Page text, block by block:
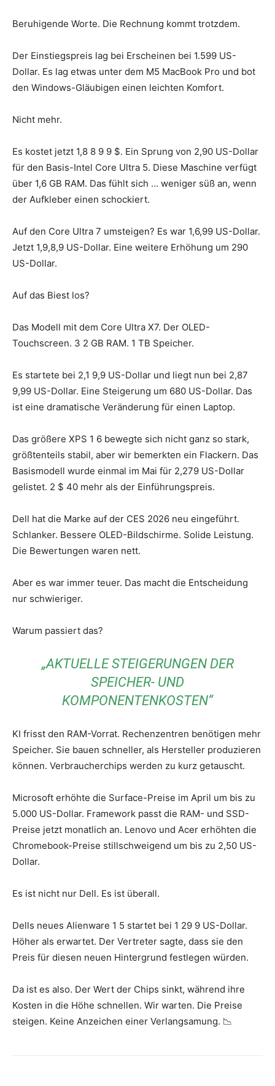
Beruhigende Worte. Die Rechnung kommt trotzdem.
Der Einstiegspreis lag bei Erscheinen bei 1.599 US-
Dollar. Es lag etwas unter dem M5 MacBook Pro und bot
den Windows-Gläubigen einen leichten Komfort.
Nicht mehr.
Es kostet jetzt 1,8 8 9 9 $. Ein Sprung von 2,90 US-Dollar
für den Basis-Intel Core Ultra 5. Diese Maschine verfügt
über 1,6 GB RAM. Das fühlt sich … weniger süß an, wenn
der Aufkleber einen schockiert.
Auf den Core Ultra 7 umsteigen? Es war 1,6,99 US-Dollar.
Jetzt 1,9,8,9 US-Dollar. Eine weitere Erhöhung um 290
US-Dollar.
Auf das Biest los?
Das Modell mit dem Core Ultra X7. Der OLED-
Touchscreen. 3 2 GB RAM. 1 TB Speicher.
Es startete bei 2,1 9,9 US-Dollar und liegt nun bei 2,87
9,99 US-Dollar. Eine Steigerung um 680 US-Dollar. Das
ist eine dramatische Veränderung für einen Laptop.
Das größere XPS 1 6 bewegte sich nicht ganz so stark,
größtenteils stabil, aber wir bemerkten ein Flackern. Das
Basismodell wurde einmal im Mai für 2,279 US-Dollar
gelistet. 2 $ 40 mehr als der Einführungspreis.
Dell hat die Marke auf der CES 2026 neu eingeführt.
Schlanker. Bessere OLED-Bildschirme. Solide Leistung.
Die Bewertungen waren nett.
Aber es war immer teuer. Das macht die Entscheidung
nur schwieriger.
Warum passiert das?
„AKTUELLE STEIGERUNGEN DER
SPEICHER- UND
KOMPONENTENKOSTEN“
KI frisst den RAM-Vorrat. Rechenzentren benötigen mehr
Speicher. Sie bauen schneller, als Hersteller produzieren
können. Verbraucherchips werden zu kurz getauscht.
Microsoft erhöhte die Surface-Preise im April um bis zu
5.000 US-Dollar. Framework passt die RAM- und SSD-
Preise jetzt monatlich an. Lenovo und Acer erhöhten die
Chromebook-Preise stillschweigend um bis zu 2,50 US-
Dollar.
Es ist nicht nur Dell. Es ist überall.
Dells neues Alienware 1 5 startet bei 1 29 9 US-Dollar.
Höher als erwartet. Der Vertreter sagte, dass sie den
Preis für diesen neuen Hintergrund festlegen würden.
Da ist es also. Der Wert der Chips sinkt, während ihre
Kosten in die Höhe schnellen. Wir warten. Die Preise
steigen. Keine Anzeichen einer Verlangsamung. 📉